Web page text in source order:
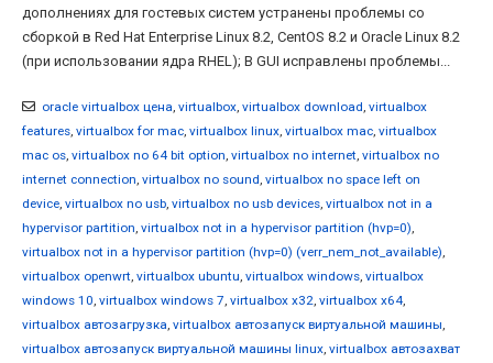
дополнениях для гостевых систем устранены проблемы со
сборкой в Red Hat Enterprise Linux 8.2, CentOS 8.2 и Oracle Linux 8.2
(при использовании ядра RHEL); В GUI исправлены проблемы...
oracle virtualbox цена, virtualbox, virtualbox download, virtualbox
features, virtualbox for mac, virtualbox linux, virtualbox mac, virtualbox
mac os, virtualbox no 64 bit option, virtualbox no internet, virtualbox no
internet connection, virtualbox no sound, virtualbox no space left on
device, virtualbox no usb, virtualbox no usb devices, virtualbox not in a
hypervisor partition, virtualbox not in a hypervisor partition (hvp=0),
virtualbox not in a hypervisor partition (hvp=0) (verr_nem_not_available),
virtualbox openwrt, virtualbox ubuntu, virtualbox windows, virtualbox
windows 10, virtualbox windows 7, virtualbox x32, virtualbox x64,
virtualbox автозагрузка, virtualbox автозапуск виртуальной машины,
virtualbox автозапуск виртуальной машины linux, virtualbox автозахват